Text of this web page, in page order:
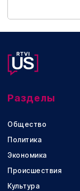
Разделы
Общество
Политика
Экономика
Происшествия
Культура